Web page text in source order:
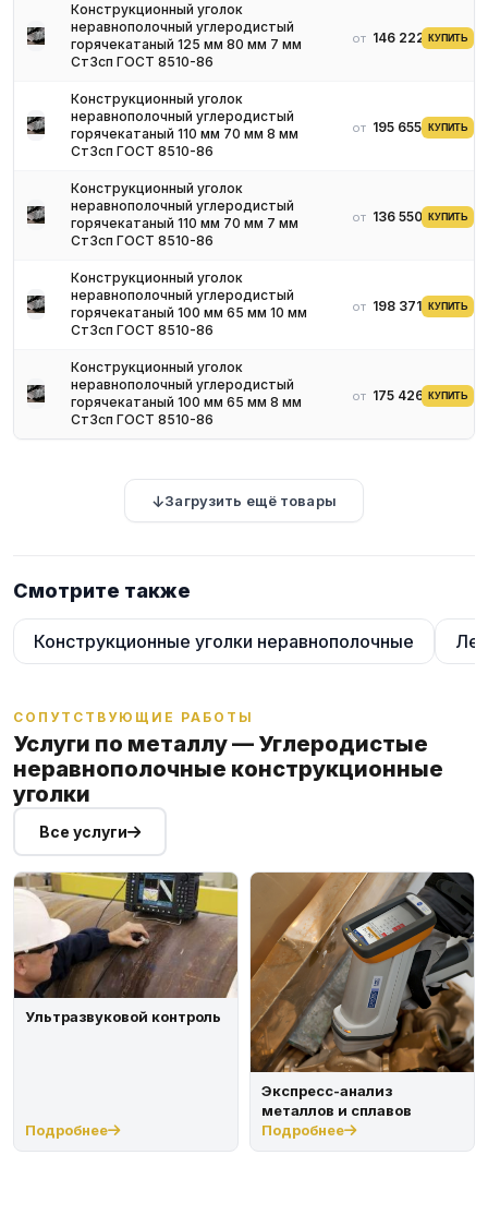
Конструкционный уголок
неравнополочный углеродистый
горячекатаный 125 мм 80 мм 7 мм
Ст3сп ГОСТ 8510-86
от 146 222 ₽КУПИТЬ
Конструкционный уголок
неравнополочный углеродистый
горячекатаный 110 мм 70 мм 8 мм
Ст3сп ГОСТ 8510-86
от 195 655 ₽КУПИТЬ
Конструкционный уголок
неравнополочный углеродистый
горячекатаный 110 мм 70 мм 7 мм
Ст3сп ГОСТ 8510-86
от 136 550 ₽КУПИТЬ
Конструкционный уголок
неравнополочный углеродистый
горячекатаный 100 мм 65 мм 10 мм
Ст3сп ГОСТ 8510-86
от 198 371 ₽КУПИТЬ
Конструкционный уголок
неравнополочный углеродистый
горячекатаный 100 мм 65 мм 8 мм
Ст3сп ГОСТ 8510-86
от 175 426 ₽КУПИТЬ
Загрузить ещё товары
Смотрите также
Конструкционные уголки неравнополочные
СОПУТСТВУЮЩИЕ РАБОТЫ
Услуги по металлу — Углеродистые
неравнополочные конструкционные
уголки
Все услуги
Ультразвуковой контроль
Подробнее
Экспресс-анализ
металлов и сплавов
Подробнее